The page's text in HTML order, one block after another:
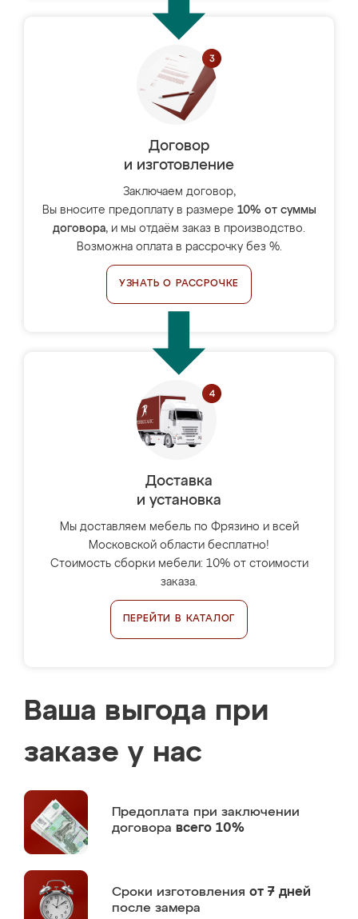
Договор
и изготовление
Заключаем договор,
Вы вносите предоплату в размере 10% от суммы
договора, и мы отдаём заказ в производство.
Возможна оплата в рассрочку без %.
УЗНАТЬ О РАССРОЧКЕ
Доставка
и установка
Мы доставляем мебель по Фрязино и всей
Московской области бесплатно!
Стоимость сборки мебели: 10% от стоимости
заказа.
ПЕРЕЙТИ В КАТАЛОГ
Ваша выгода при
заказе у нас
Предоплата при заключении
договора всего 10%
Сроки изготовления от 7 дней
после замера